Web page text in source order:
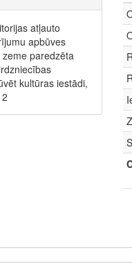
atļauto
apbūves
paredzēta
kultūras iestādi,